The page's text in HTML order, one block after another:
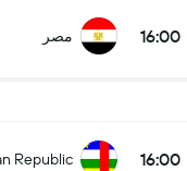
16:00 مصر
16:00
Republic